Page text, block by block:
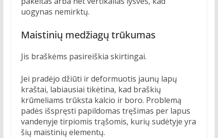
uogynas nemirktų.
Maistinių medžiagų trūkumas
Jis braškėms pasireiškia skirtingai.
Jei pradėjo džiūti ir deformuotis jaunų lapų
kraštai, labiausiai tikėtina, kad braškių
krūmeliams trūksta kalcio ir boro. Problemą
padės išspręsti papildomas tręšimas per lapus
vandenyje tirpiomis trąšomis, kurių sudėtyje yra
šių maistinių elementų.